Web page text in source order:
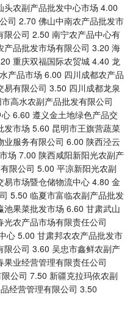
农副产品批发中心市场 4.00
司 2.70 佛山中南农产品批发市
公司 2.50 南宁农产品中心有
品批发市场有限公司 3.20 海
重庆双福国际农贸城 4.40 龙
产品市场 6.00 四川成都农产品
有限公司 3.50 四川成都龙泉
高水农副产品批发有限公司
6.60 遵义金土地绿色产品交
市场 5.60 昆明市王旗营蔬菜
服务有限公司 6.00 陕西泾云
场 7.00 陕西咸阳新阳光农副产
限公司 5.00 平凉新阳光农副
市场暨仓储物流中心 4.80 金
5.50 临夏市富临农副产品批发
果菜批发市场 6.60 甘肃武山
农产品市场有限责任公司
心 5.00 甘肃邦农农产品批发市
公司 3.60 吴忠市鑫鲜农副产
业经营管理有限责任公司
公司 7.50 新疆克拉玛依农副
经营管理有限公司 3.50